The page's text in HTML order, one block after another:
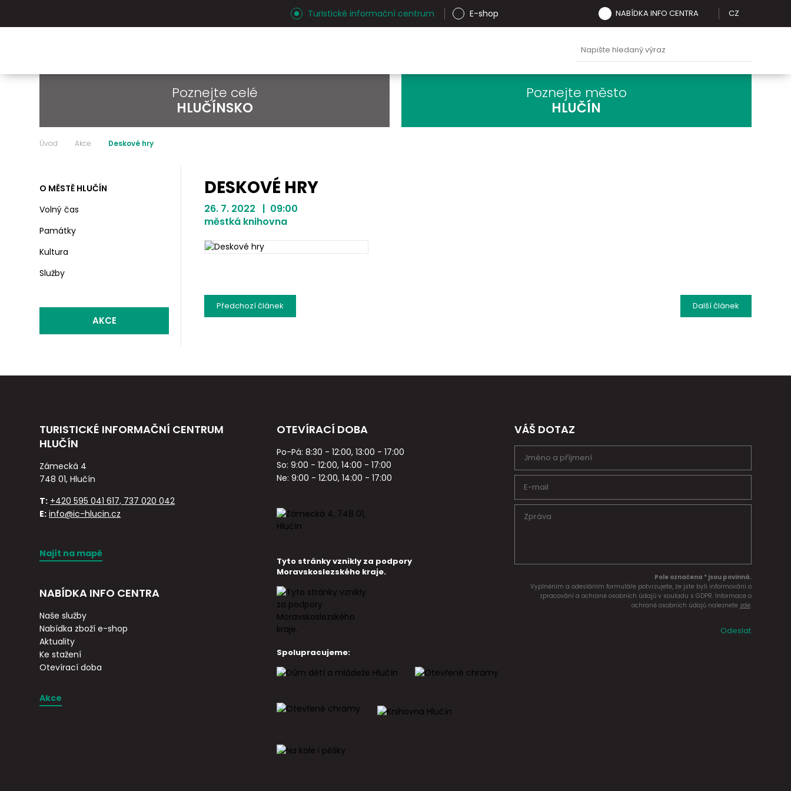
Turistické informační centrum E-shop NABÍDKA INFO CENTRA CZ
Poznejte celé
HLUČÍNSKO
Poznejte město
HLUČÍN
Úvod Akce Deskové hry
O MĚSTĚ HLUČÍN
Volný čas
Památky
Kultura
Služby
AKCE
DESKOVÉ HRY
26. 7. 2022 | 09:00
městká knihovna
Dalšíčlánek
Předchozíčlánek
TURISTICKÉ INFORMAČNÍ CENTRUM
HLUČÍN
Zámecká 4
748 01, Hlučín
T: +420 595 041 617, 737 020 042
E: info@ic-hlucin.cz
Najít na mapě
NABÍDKA INFO CENTRA
Naše služby
Nabídka zboží e-shop
Aktuality
Ke stažení
Otevírací doba
Akce
OTEVÍRACÍ DOBA
Po-Pá: 8:30 - 12:00, 13:00 - 17:00
So: 9:00 - 12:00, 14:00 - 17:00
Ne: 9:00 - 12:00, 14:00 - 17:00
Tyto stránky vznikly za podpory
Moravskoslezského kraje.
Spolupracujeme:
VÁŠ DOTAZ
Pole označena * jsou povinná.
Vyplněním a odesláním formuláře potvrzujete, že jste byli informováni o
zpracování a ochraně osobních údajů v souladu s GDPR. Informace o
ochraně osobních údajů naleznete zde.
Odeslat